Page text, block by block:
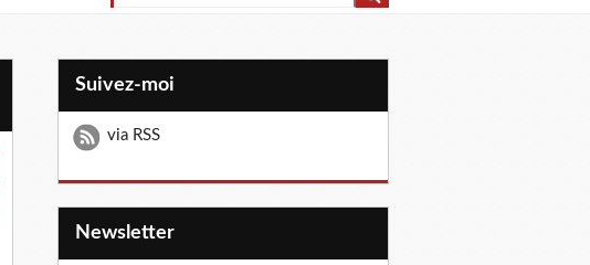
Suivez-moi
via RSS
Newsletter